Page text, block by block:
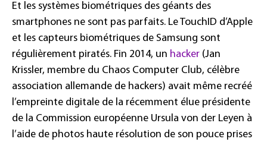
Et les systèmes biométriques des géants des
smartphones ne sont pas parfaits. Le TouchID d’Apple
et les capteurs biométriques de Samsung sont
régulièrement piratés. Fin 2014, un hacker (Jan
Krissler, membre du Chaos Computer Club, célèbre
association allemande de hackers) avait même recréé
l’empreinte digitale de la récemment élue présidente
de la Commission européenne Ursula von der Leyen à
l’aide de photos haute résolution de son pouce prises